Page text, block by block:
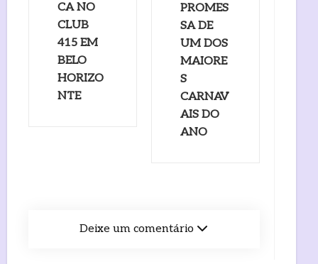
CA NO
CLUB
415 EM
BELO
HORIZO
NTE
PROMES
SA DE
UM DOS
MAIORE
S
CARNAV
AIS DO
ANO
Deixe um comentário